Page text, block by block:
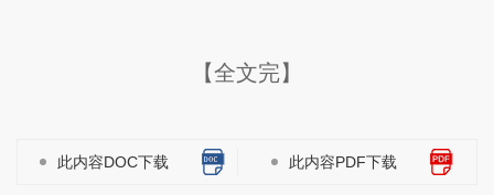
【全文完】
此内容DOC下载 此内容PDF下载